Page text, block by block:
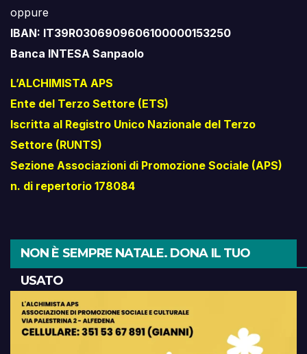
oppure
IBAN: IT39R0306909606100000153250
Banca INTESA Sanpaolo
L’ALCHIMISTA APS
Ente del Terzo Settore (ETS)
Iscritta al Registro Unico Nazionale del Terzo
Settore (RUNTS)
Sezione Associazioni di Promozione Sociale (APS)
n. di repertorio 178084
NON È SEMPRE NATALE. DONA IL TUO
USATO